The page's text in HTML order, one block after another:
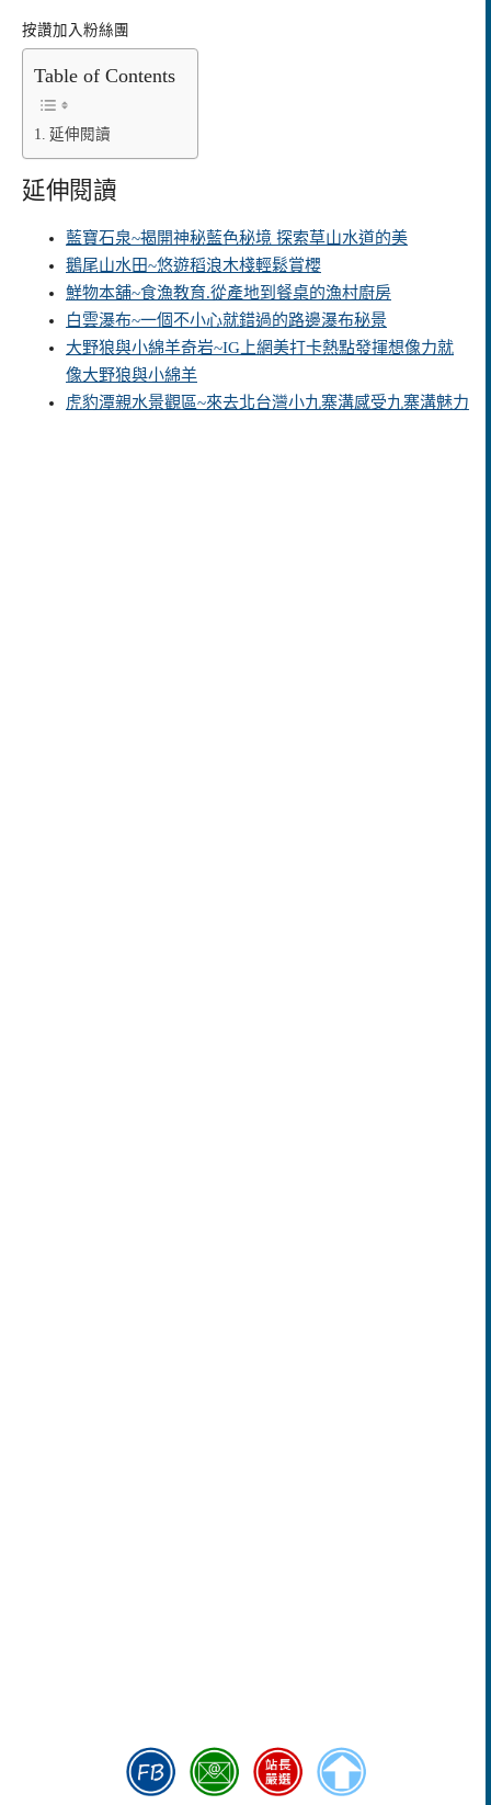
按讚加入粉絲團
Table of Contents
延伸閱讀
延伸閱讀
藍寶石泉~揭開神秘藍色秘境 探索草山水道的美
鵝尾山水田~悠遊稻浪木棧輕鬆賞櫻
鮮物本舖~食漁教育.從產地到餐桌的漁村廚房
白雲瀑布~一個不小心就錯過的路邊瀑布秘景
大野狼與小綿羊奇岩~IG上網美打卡熱點發揮想像力就
像大野狼與小綿羊
虎豹潭親水景觀區~來去北台灣小九寨溝感受九寨溝魅力